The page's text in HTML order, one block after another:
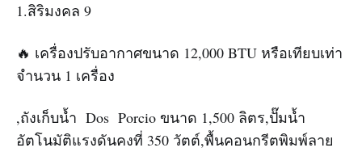
1.สิริมงคล 9
🔥 เครื่องปรับอากาศขนาด 12,000 BTU หรือเทียบเท่า
จำนวน 1 เครื่อง
,ถังเก็บน้ำ Dos Porcio ขนาด 1,500 ลิตร,ปั๊มน้ำ
อัตโนมัติแรงดันคงที่ 350 วัตต์,พื้นคอนกรีตพิมพ์ลาย